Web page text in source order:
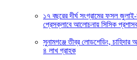
১৭ বছরের দীর্ঘ সংগ্রামের ফসল
প্রেসক্লাবে আলোচনায় সিসিক
সুনামগঞ্জে তীব্র লোডশেডিং, চাহিদার
৪ লাখ গ্রাহক